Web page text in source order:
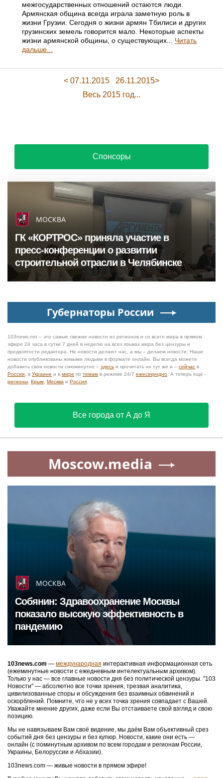
межгосударственных отношений остаются люди.
Армянская община всегда играла заметную роль в
жизни Грузии. Сегодня о жизни армян Тбилиси и других
грузинских земель говорится мало. Некоторые аспекты
жизни армянской общины, о существующих... Читать
дальше...
< 07.11.2015
26.11.2015>
Весь 2015 год...
Спонсоры
МОСКВА
ГК «КОРТРОС» приняла участие в
пресс‑конференции о развитии
строительной отрасли в Челябинске
Губернаторы России
103news.net – это самые свежие новости из регионов и со всего мира в прямом
эфире 24 часа в сутки 7 дней в неделю на всех языках мира без цензуры и
предвзятости редактора. Не новости делают нас, а мы – делаем новости. Наши
новости опубликованы живыми людьми в формате онлайн. Вы всегда можете
добавить свои новости сиюминутно – здесь и прочитать их тут же и – сейчас в
России , в Украине и в мире по темам в режиме 24/7 ежесекундно . А теперь ещё -
регионы Крым Москва и Россия
Все города от А до Я
Moscow.media
МОСКВА
Собянин: Здравоохранение Москвы
показало высокую эффективность в
пандемию
103news.com — международная интерактивная информационная сеть
(ежеминутные новости с ежедневным интелектуальным архивом).
Только у нас — все главные новости дня без политической цензуры. "103
Новости" — абсолютно все точки зрения, трезвая аналитика,
цивилизованные споры и обсуждения без взаимных обвинений и
оскорблений. Помните, что не у всех точка зрения совпадает с Вашей.
Уважайте мнение других, даже если Вы отстаиваете свой взгляд и свою
позицию.
Мы не навязываем Вам своё видение, мы даём Вам объективный срез
событий дня без цензуры и без купюр. Новости, какие они есть —
онлайн (с поминутным архивом по всем городам и регионам России,
Украины, Белоруссии и Абхазии).
103news.com — живые новости в прямом эфире!